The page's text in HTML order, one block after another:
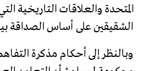
المتحدة والعلاقات التاريخية
الشقيقين على أساس الصداقة
وبالنظر إلى أحكام مذكرة